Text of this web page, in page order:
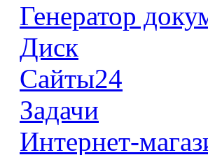
Генератор
Диск
Сайты24
Задачи
Интернет-